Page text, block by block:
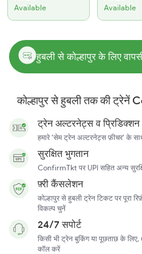
Available Available
हुबली से कोल्हापुर के लिए
कोल्हापुर से हुबली तक की
ट्रेन अल्टरनेट्स व प्रिडिक्शन
हमारे 'सेम ट्रेन अल्टरनेट्स फ़ीचर' के
सुरक्षित भुगतान
ConfirmTkt पर UPI सहित अन्य
फ़्री कैंसलेशन
कोल्हापुर से हुबली ट्रेन टिकट पर पूरा
विकल्प चुनें
24/7 सपोर्ट
किसी भी ट्रेन बुकिंग या पूछताछ के
कॉल करें